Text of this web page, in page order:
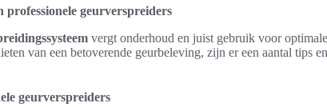
geurverspreiders
vergt onderhoud en juist gebruik voor
van een betoverende geurbeleving, zijn er een aantal tips
geurverspreiders